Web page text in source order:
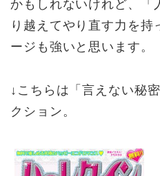
かもしれないけれど、「
り越えてやり直す力を持
ージも強いと思います。
↓こちらは「言えない秘
クション。